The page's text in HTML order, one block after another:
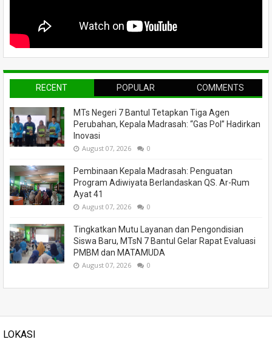
RECENT POPULAR COMMENTS
MTs Negeri 7 Bantul Tetapkan Tiga Agen
Perubahan, Kepala Madrasah: “Gas Pol” Hadirkan
Inovasi
August 07, 2026 0
Pembinaan Kepala Madrasah: Penguatan
Program Adiwiyata Berlandaskan QS. Ar-Rum
Ayat 41
August 07, 2026 0
Tingkatkan Mutu Layanan dan Pengondisian
Siswa Baru, MTsN 7 Bantul Gelar Rapat Evaluasi
PMBM dan MATAMUDA
August 07, 2026 0
LOKASI